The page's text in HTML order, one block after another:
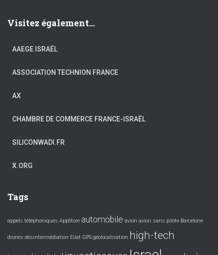
Visitez également...
AAEGE ISRAËL
ASSOCIATION TECHNION FRANCE
AX
CHAMBRE DE COMMERCE FRANCE-ISRAËL
SILICONWADI.FR
X.ORG
Tags
appels téléphoniques AppStore automobile avion avion sans pilote Barcelone
drones désintermédiation Eilat GPS géolocalisation high-tech